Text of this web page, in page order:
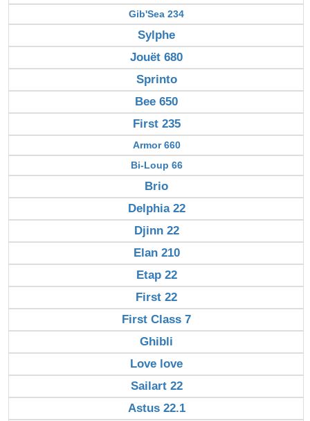
Gib'Sea 234
Sylphe
Jouët 680
Sprinto
Bee 650
First 235
Armor 660
Bi-Loup 66
Brio
Delphia 22
Djinn 22
Elan 210
Etap 22
First 22
First Class 7
Ghibli
Love love
Sailart 22
Astus 22.1